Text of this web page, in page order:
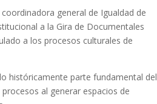
general de Igualdad de
a la Gira de Documentales
a los procesos culturales de
históricamente parte fundamental del
al generar espacios de